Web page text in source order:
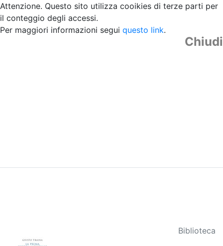
Attenzione. Questo sito utilizza cooikies di terze parti per
il conteggio degli accessi.
Per maggiori informazioni segui questo link.
Chiudi
Biblioteca